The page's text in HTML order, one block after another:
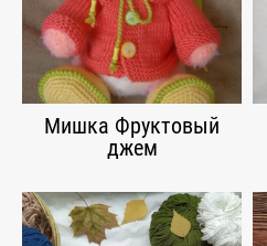
Мишка Фруктовый
джем